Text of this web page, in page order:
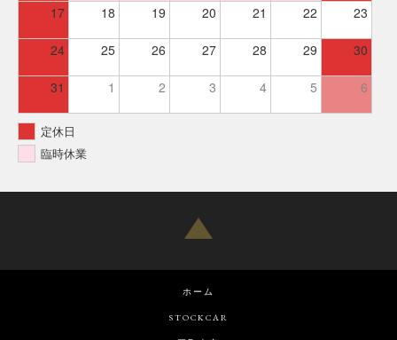
17 18 19 20 21 22 23
24 25 26 27 28 29 30
31 1 2 3 4 5 6
定休日
臨時休業
ホーム
STOCKCAR